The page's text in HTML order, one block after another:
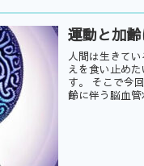
運動と加
人間は生きて
えを食い止め
す。 そこで今
齢に伴う脳血